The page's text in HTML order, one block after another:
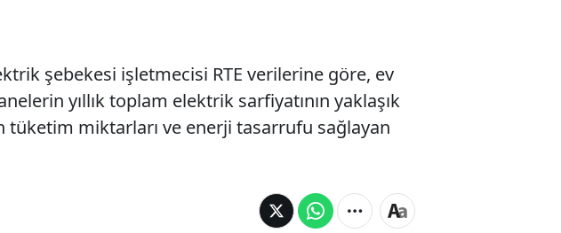
şebekesi işletmecisi RTE verilerine göre, ev
yıllık toplam elektrik sarfiyatının yaklaşık
tüketim miktarları ve enerji tasarrufu sağlayan